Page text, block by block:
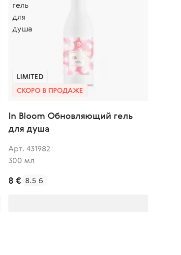
LIMITED
СКОРО В ПРОДАЖЕ
In Bloom Обновляющий гель
для душа
Арт. 431982
300 мл
8 € 8.5 б